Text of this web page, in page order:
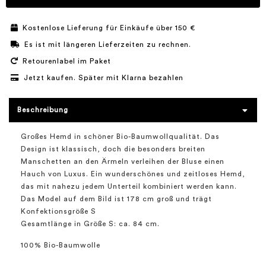
Kostenlose Lieferung für Einkäufe über 150 €
Es ist mit längeren Lieferzeiten zu rechnen.
Retourenlabel im Paket
Jetzt kaufen. Später mit Klarna bezahlen
Beschreibung
Großes Hemd in schöner Bio-Baumwollqualität. Das
Design ist klassisch, doch die besonders breiten
Manschetten an den Ärmeln verleihen der Bluse einen
Hauch von Luxus. Ein wunderschönes und zeitloses Hemd,
das mit nahezu jedem Unterteil kombiniert werden kann.
Das Model auf dem Bild ist 178 cm groß und trägt
Konfektionsgröße S
Gesamtlänge in Größe S: ca. 84 cm.
100% Bio-Baumwolle